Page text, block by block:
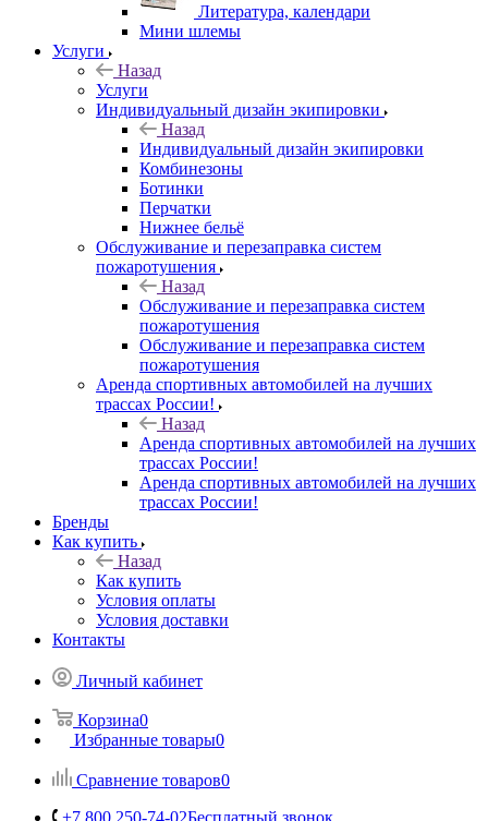
Литература, календари
Мини шлемы
Услуги
Назад
Услуги
Индивидуальный дизайн экипировки
Назад
Индивидуальный дизайн экипировки
Комбинезоны
Ботинки
Перчатки
Нижнее бельё
Обслуживание и перезаправка систем
пожаротушения
Назад
Обслуживание и перезаправка систем
пожаротушения
Обслуживание и перезаправка систем
пожаротушения
Аренда спортивных автомобилей на лучших
трассах России!
Назад
Аренда спортивных автомобилей на лучших
трассах России!
Аренда спортивных автомобилей на лучших
трассах России!
Бренды
Как купить
Назад
Как купить
Условия оплаты
Условия доставки
Контакты
Личный кабинет
Корзина0
Избранные товары0
Сравнение товаров0
+7 800 250-74-02Бесплатный звонок